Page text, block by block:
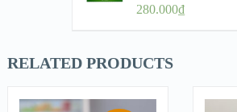
280.000₫
RELATED PRODUCTS